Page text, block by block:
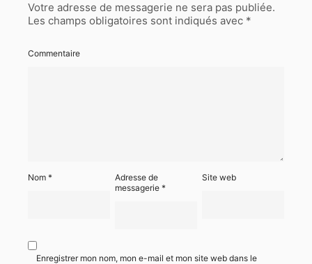
Votre adresse de messagerie ne sera pas publiée.
Les champs obligatoires sont indiqués avec *
Commentaire
Nom *
Adresse de
messagerie*
Site web
Enregistrer mon nom, mon e-mail et mon site web dans le